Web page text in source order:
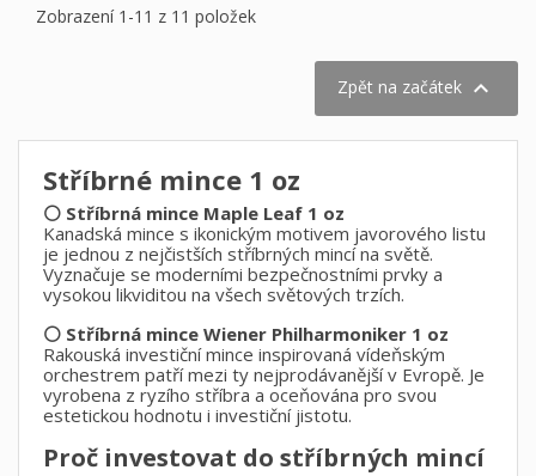
Zobrazení 1-11 z 11 položek
Zpět na začátek 
Stříbrné mince 1 oz
⚪ Stříbrná mince Maple Leaf 1 oz
Kanadská mince s ikonickým motivem javorového listu
je jednou z nejčistších stříbrných mincí na světě.
Vyznačuje se moderními bezpečnostními prvky a
vysokou likviditou na všech světových trzích.
⚪ Stříbrná mince Wiener Philharmoniker 1 oz
Rakouská investiční mince inspirovaná vídeňským
orchestrem patří mezi ty nejprodávanější v Evropě. Je
vyrobena z ryzího stříbra a oceňována pro svou
estetickou hodnotu i investiční jistotu.
Proč investovat do stříbrných mincí